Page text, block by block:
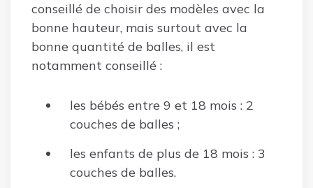
conseillé de choisir des modèles avec la
bonne hauteur, mais surtout avec la
bonne quantité de balles, il est
notamment conseillé :
les bébés entre 9 et 18 mois : 2
couches de balles ;
les enfants de plus de 18 mois : 3
couches de balles.